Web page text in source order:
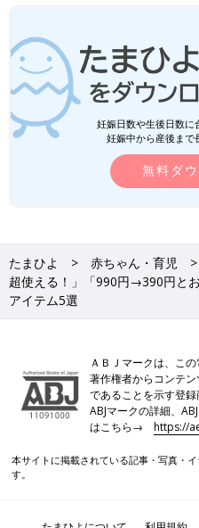
●記事の内容は2024年3月の情
す。
●記事内の価格はすべて税込み
GUキッズ
で使えるも
テム4選
少しずつ暖か
えてくるか
外遊びにピッ
ズニーコラ
ナルパンツ
不動の人気！
します。GUの
妊娠日数や生後日数に
妊娠中から産後まで
無料ダ
たまひよ 赤ちゃん・育児
超使える！」「990円→390円と
アイテム5選
ＡＢＪマークは、こ
著作権者からコンテ
であることを示す登
ABJマークの詳細、
はこちら→https://
本サイトに掲載されている記事・写真・
す。